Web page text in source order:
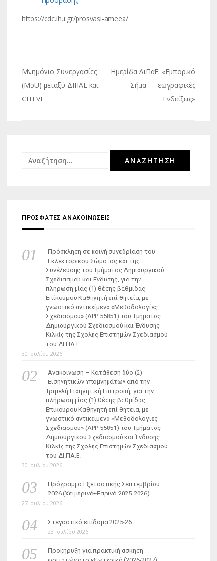
https://cdc.ihu.gr/prosvasi-ameea/
Πλοήγηση
άρθρων
Μνημόνιο Συνεργασίας
(MoU) μεταξύ ΔΙΠΑΕ και
CITEVE
Ημερίδα ΔιΠαΕ: «Εμπορικό
Σήμα – Γεωγραφικές
Ενδείξεις»
Αναζήτηση
ΠΡΟΣΦΑΤΕΣ ΑΝΑΚΟΙΝΩΣΕΙΣ
Πρόσκληση σε κοινή συνεδρίαση του
Εκλεκτορικού Σώματος και της
Συνέλευσης του Τμήματος Δημιουργικού
Σχεδιασμού και Ένδυσης, για την
πλήρωση μίας (1) θέσης βαθμίδας
Επίκουρου Καθηγητή επί θητεία, με
γνωστικό αντικείμενο «Μεθοδολογίες
Σχεδιασμού» (ΑΡΡ 55851) του Τμήματος
Δημιουργικού Σχεδιασμού και Ένδυσης
Κιλκίς της Σχολής Επιστημών Σχεδιασμού
του ΔΙ.ΠΑ.Ε.
30 Ιουλίου 2026
Ανακοίνωση – Κατάθεση δύο (2)
Εισηγητικών Υπομνημάτων από την
Τριμελή Εισηγητική Επιτροπή, για την
πλήρωση μίας (1) θέσης βαθμίδας
Επίκουρου Καθηγητή επί θητεία, με
γνωστικό αντικείμενο «Μεθοδολογίες
Σχεδιασμού» (ΑΡΡ 55851) του Τμήματος
Δημιουργικού Σχεδιασμού και Ένδυσης
Κιλκίς της Σχολής Επιστημών Σχεδιασμού
του ΔΙ.ΠΑ.Ε.
30 Ιουλίου 2026
Πρόγραμμα Εξεταστικής Σεπτεμβρίου
2026 (Χειμερινό+Εαρινό 2025-2026)
27 Ιουλίου 2026
Στεγαστικό επίδομα 2025-26
23 Ιουλίου 2026
Προκήρυξη για πρακτική άσκηση